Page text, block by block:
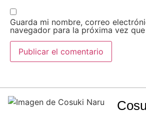
Guarda mi nombre, correo
navegador para la próxima vez